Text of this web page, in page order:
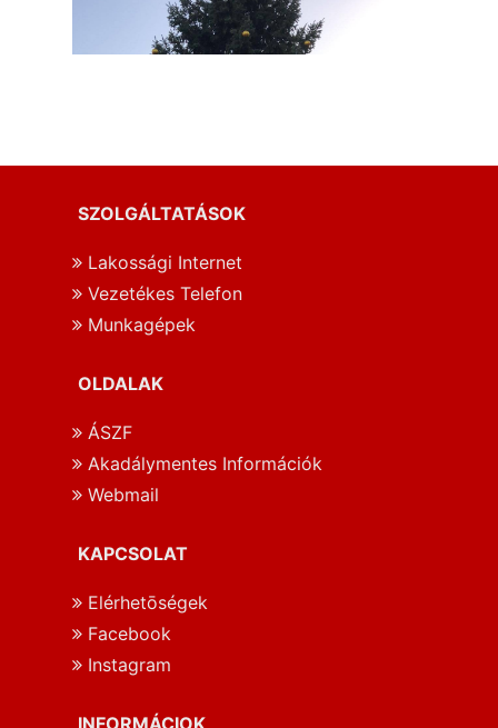
SZOLGÁLTATÁSOK
Lakossági Internet
Vezetékes Telefon
Munkagépek
OLDALAK
ÁSZF
Akadálymentes Információk
Webmail
KAPCSOLAT
Elérhetōségek
Facebook
Instagram
INFORMÁCIOK